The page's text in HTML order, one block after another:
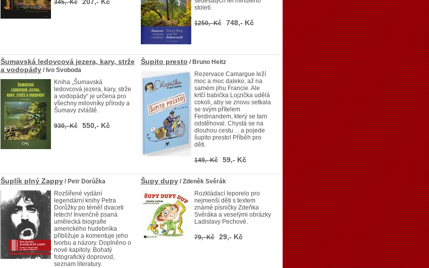
345,- Kč
století.
1250,- Kč 748,- Kč
Šumavská ledovcová jezera, kary, strže
a vodopády/ Ivo Svoboda
Kniha „Šumavská
ledovcová jezera, kary, strže
a vodopády“ je určena pro
všechny milovníky přírody a
Šumavy zvláště.
930,- Kč 550,- Kč
Šupito presto / Bruno Heitz
Rezervace Camargue leží
moc a moc daleko, až na
samém jihu Francie. Ale
krtčí babička Lojzička udělá
cokoli, aby se znovu setkala
se svým přítelem
Ferdinandem, který se tam
odstěhoval. Chystá se na
dlouhou cestu… a pojede
šupito presto! Příběh pro
děti.
149,- Kč 59,- Kč
Šuplík plný Zappy/ Petr Dorůžka
Rozšířené vydání
legendární knihy Petra
Dorůžky po téměř dvaceti
letech! Invenčně psaná
umělecká biografie
amerického hudebníka
přibližuje a komentuje jeho
tvorbu a názory. Doplněno o
nové kapitoly. Bohatý
fotografický doprovod,
seznam literatury.
Šupy dupy/ Zdeněk Svěrák
Rozkládací leporelo pro
nejmenší děti s textem
známé písničky Zdeňka
Svěráka a veselými obrázky
Ladislavy Pechové.
79,- Kč 29,- Kč